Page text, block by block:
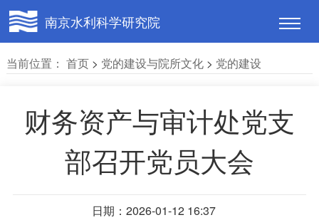
南京水利科学研究院
当前位置： 首页> 党的建设与院所文化> 党的建设
财务资产与审计处党支
部召开党员大会
日期：2026-01-12 16:37